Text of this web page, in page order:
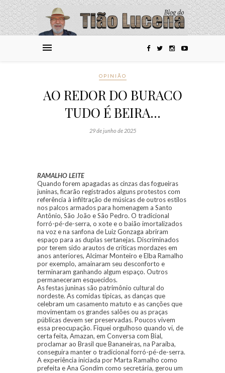
OPINIÃO
AO REDOR DO BURACO
TUDO É BEIRA…
29 de junho de 2025
RAMALHO LEITE
Quando forem apagadas as cinzas das fogueiras
juninas, ficarão registrados alguns protestos com
referência à infiltração de músicas de outros estilos
nos palcos armados para homenagem a Santo
Antônio, São João e São Pedro. O tradicional
forró-pé-de-serra, o xote e o baião imortalizados
na voz e na sanfona de Luiz Gonzaga abriram
espaço para as duplas sertanejas. Discriminados
por terem sido arautos de críticas mordazes em
anos anteriores, Alcimar Monteiro e Elba Ramalho
por exemplo, amainaram seu desconforto e
terminaram ganhando algum espaço. Outros
permaneceram esquecidos.
As festas juninas são patrimônio cultural do
nordeste. As comidas típicas, as danças que
celebram um casamento matuto e as canções que
movimentam os grandes salões ou as praças
públicas devem ser preservadas. Poucos vivem
essa preocupação. Fiquei orgulhoso quando vi, de
certa feita, Amazan, em Conversa com Bial,
proclamar ao Brasil que Bananeiras, na Paraíba,
conseguira manter o tradicional forró-pé-de-serra.
A experiência iniciada por Marta Ramalho como
prefeita e Ana Gondim como secretária, gerou um